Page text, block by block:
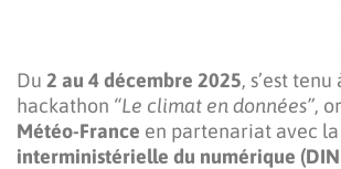
Du 2 au 4 décembre 2025, s’est tenu
hackathon “Le climat en données”,
Météo-France en partenariat avec la
interministérielle du numérique